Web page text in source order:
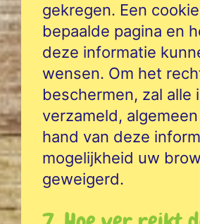
gekregen. Een
bepaalde pagina en
deze informatie
wensen. Om het
beschermen, zal
verzameld,
hand van deze
mogelijkheid uw
geweigerd.